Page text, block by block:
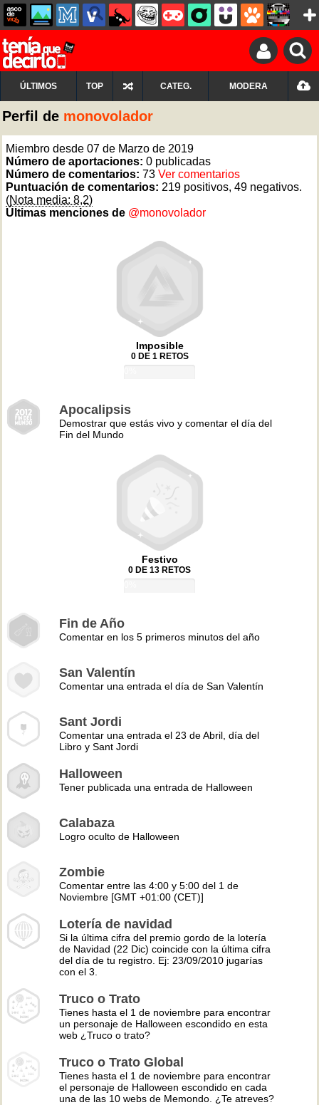
ÚLTIMOS TOP CATEG. MODERA
Perfil de monovolador
Miembro desde 07 de Marzo de 2019
Número de aportaciones: 0 publicadas
Número de comentarios: 73 Ver comentarios
Puntuación de comentarios: 219 positivos, 49 negativos.
(Nota media: 8,2)
Últimas menciones de @monovolador
Imposible
0 DE 1 RETOS
Apocalipsis
Demostrar que estás vivo y comentar el día del
Fin del Mundo
Festivo
0 DE 13 RETOS
Fin de Año
Comentar en los 5 primeros minutos del año
San Valentín
Comentar una entrada el día de San Valentín
Sant Jordi
Comentar una entrada el 23 de Abril, día del
Libro y Sant Jordi
Halloween
Tener publicada una entrada de Halloween
Calabaza
Logro oculto de Halloween
Zombie
Comentar entre las 4:00 y 5:00 del 1 de
Noviembre [GMT +01:00 (CET)]
Lotería de navidad
Si la última cifra del premio gordo de la lotería
de Navidad (22 Dic) coincide con la última cifra
del día de tu registro. Ej: 23/09/2010 jugarías
con el 3.
Truco o Trato
Tienes hasta el 1 de noviembre para encontrar
un personaje de Halloween escondido en esta
web ¿Truco o trato?
Truco o Trato Global
Tienes hasta el 1 de noviembre para encontrar
el personaje de Halloween escondido en cada
una de las 10 webs de Memondo. ¿Te atreves?